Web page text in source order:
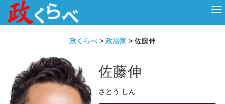
政くらべ > 政治家 > 佐藤伸
佐藤伸
さとう しん